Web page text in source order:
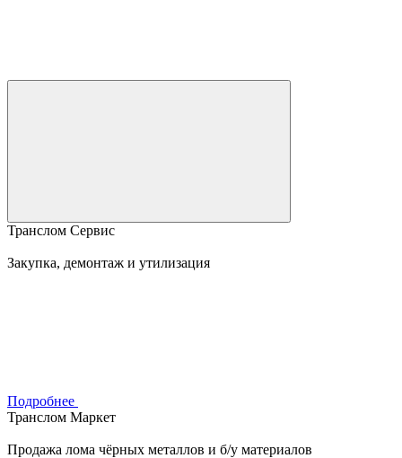
Транслом Сервис
Закупка, демонтаж и утилизация
Подробнее
Транслом Маркет
Продажа лома чёрных металлов и б/у материалов